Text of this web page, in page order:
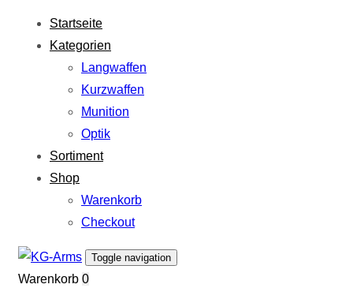
überspringen
primären
springen
Startseite
Kategorien
Langwaffen
Kurzwaffen
Munition
Optik
Sortiment
Shop
Warenkorb
Checkout
Toggle navigation
Warenkorb 0